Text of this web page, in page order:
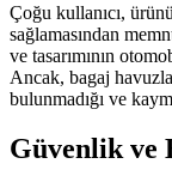
Çoğu kullanıcı,
sağlamasından
ve tasarımının
Ancak, bagaj
bulunmadığı ve
Güvenlik ve